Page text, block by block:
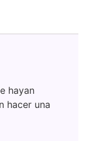
hayan
hacer una